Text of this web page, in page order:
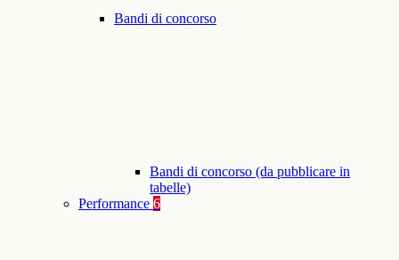
Bandi di concorso
Bandi di concorso (da pubblicare in
tabelle)
Performance 6